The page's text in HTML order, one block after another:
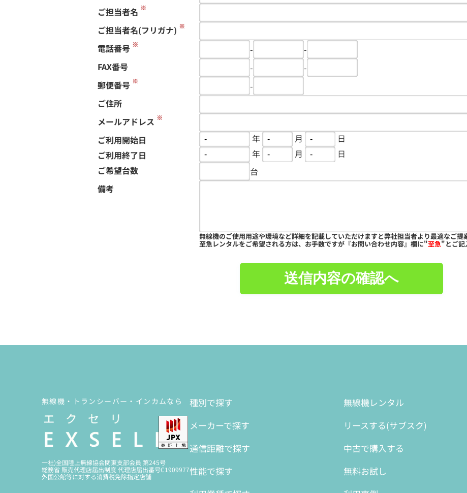
ご担当者名 ※
ご担当者名(フリガナ) ※
電話番号 ※ -
-
FAX番号
-
-
郵便番号 ※
-
ご住所
メールアドレス ※
ご利用開始日 年 月
日
ご利用終了日
年 月
日
ご希望台数
台
備考
無線機のご使用用途や環境など詳細を記載していただけますと弊社担当者より最適なご提
至急レンタルをご希望される方は、お手数ですが『お問い合わせ内容』欄に"至急"とご記
送信内容の確認へ
無線機・トランシーバー・インカムなら
一社)全国陸上無線協会関東支部会員 第245号
総務省 販売代理店届出制度 代理店届出番号C1909977
外国公館等に対する消費税免除指定店舗
種別で探す
メーカーで探す
通信距離で探す
性能で探す
無線機レンタル
リースする(サブスク)
中古で購入する
無料お試し